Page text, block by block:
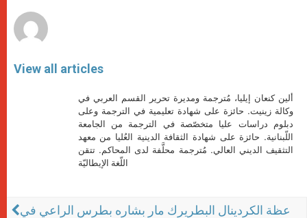
View all articles
ألين كنعان إيليا، مُترجمة ومديرة تحرير القسم العربي في
وكالة زينيت. حائزة على شهادة تعليمية في الترجمة وعلى
دبلوم دراسات عليا متخصّصة في الترجمة من الجامعة
اللّبنانية. حائزة على شهادة الثقافة الدينية العُليا من معهد
التثقيف الديني العالي. مُترجمة محلَّفة لدى المحاكم. تتقن
اللّغة الإيطاليّة
عظة الكردينال البطريرك مار بشاره بطرس الراعي في